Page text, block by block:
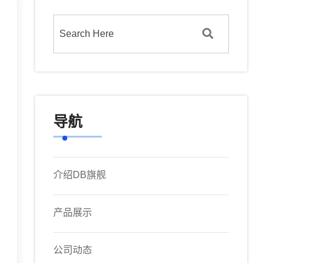
导航
介绍DB旗舰
产品展示
公司动态